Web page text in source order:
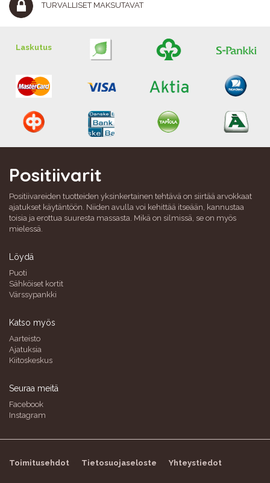
TURVALLISET MAKSUTAVAT
Laskutus
Positiivarit
Positiivareiden tuotteiden yksinkertainen tehtävä on siirtää arvokkaat
ajatukset käytäntöön. Niiden avulla voi kehittää itseään, kannustaa
toisia ja erottua suuresta massasta. Mikä on silmissä, se on myös
mielessä.
Löydä
Puoti
Sähköiset kortit
Värssypankki
Katso myös
Aarteisto
Ajatuksia
Kiitoskeskus
Seuraa meitä
Facebook
Instagram
Toimitusehdot Tietosuojaseloste Yhteystiedot